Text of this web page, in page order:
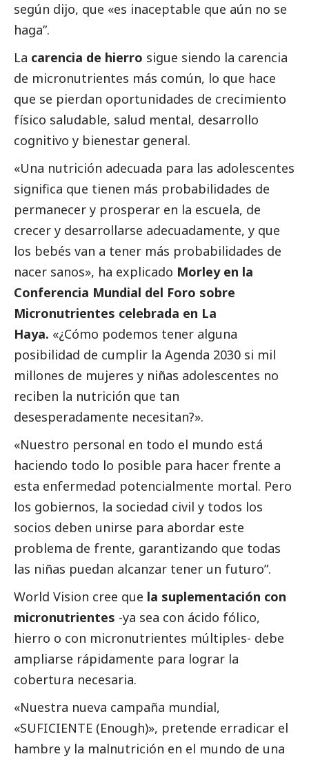
según dijo, que «es inaceptable que aún no se
haga”.
La carencia de hierro sigue siendo la carencia
de micronutrientes más común, lo que hace
que se pierdan oportunidades de crecimiento
físico saludable, salud mental, desarrollo
cognitivo y bienestar general.
«Una nutrición adecuada para las adolescentes
significa que tienen más probabilidades de
permanecer y prosperar en la escuela, de
crecer y desarrollarse adecuadamente, y que
los bebés van a tener más probabilidades de
nacer sanos», ha explicado Morley en la
Conferencia Mundial del Foro sobre
Micronutrientes celebrada en La
Haya. «¿Cómo podemos tener alguna
posibilidad de cumplir la Agenda 2030 si mil
millones de mujeres y niñas adolescentes no
reciben la nutrición que tan
desesperadamente necesitan?».
«Nuestro personal en todo el mundo está
haciendo todo lo posible para hacer frente a
esta enfermedad potencialmente mortal. Pero
los gobiernos, la sociedad civil y todos los
socios deben unirse para abordar este
problema de frente, garantizando que todas
las niñas puedan alcanzar tener un futuro”.
World Vision cree que la suplementación con
micronutrientes -ya sea con ácido fólico,
hierro o con micronutrientes múltiples- debe
ampliarse rápidamente para lograr la
cobertura necesaria.
«Nuestra nueva campaña mundial,
«SUFICIENTE (Enough)», pretende erradicar el
hambre y la malnutrición en el mundo de una